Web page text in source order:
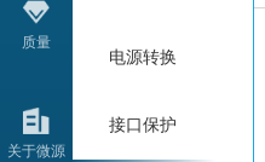
质量
关于微源
电源转换
接口保护